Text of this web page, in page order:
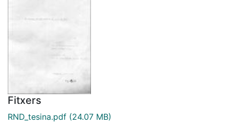
Fitxers
RND_tesina.pdf (24.07 MB)